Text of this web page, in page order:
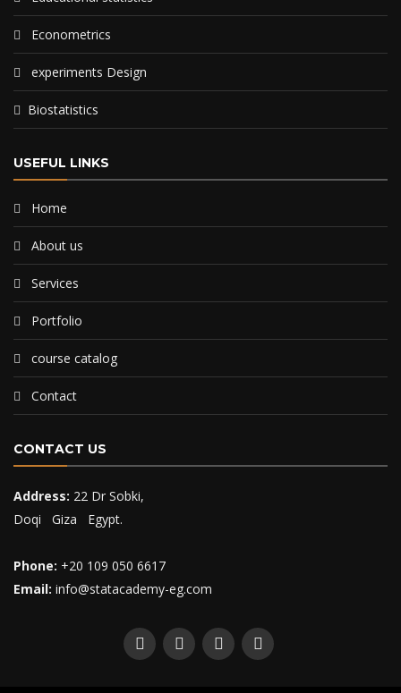
Econometrics
experiments Design
Biostatistics
USEFUL LINKS
Home
About us
Services
Portfolio
course catalog
Contact
CONTACT US
Address: 22 Dr Sobki,
Doqi Giza Egypt.
Phone: +20 109 050 6617
Email: info@statacademy-eg.com